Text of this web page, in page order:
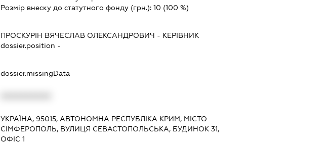
Розмір внеску до статутного фонду (грн.):10 (100 %)
ПРОСКУРІН ВЯЧЕСЛАВ ОЛЕКСАНДРОВИЧ - КЕРІВНИК
dossier.position -
dossier.missingData
УКРАЇНА, 95015, АВТОНОМНА РЕСПУБЛІКА КРИМ, МІСТО
СІМФЕРОПОЛЬ, ВУЛИЦЯ СЕВАСТОПОЛЬСЬКА, БУДИНОК 31,
ОФІС 1